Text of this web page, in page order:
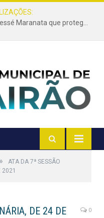
Projeto de autoria do presidente Gessé Maranata que protege as estradas vicinais de Trairão é transformado em lei
»
ATA DA 7ª SESSÃO
2021
DE 24 DE
0